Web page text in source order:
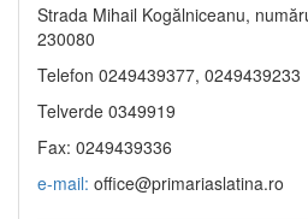
Strada Mihail Kogălniceanu,
230080
Telefon 0249439377, 0249439233
Telverde 0349919
Fax: 0249439336
e-mail: office@primariaslatina.ro